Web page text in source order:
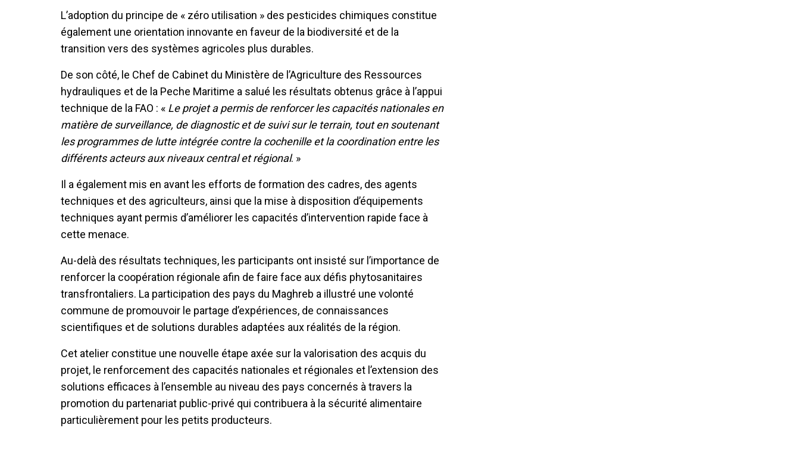
L’adoption du principe de « zéro utilisation » des pesticides chimiques constitue
également une orientation innovante en faveur de la biodiversité et de la
transition vers des systèmes agricoles plus durables.
De son côté, le Chef de Cabinet du Ministère de l’Agriculture des Ressources
hydrauliques et de la Peche Maritime a salué les résultats obtenus grâce à l’appui
technique de la FAO : « Le projet a permis de renforcer les capacités nationales en
matière de surveillance, de diagnostic et de suivi sur le terrain, tout en soutenant
les programmes de lutte intégrée contre la cochenille et la coordination entre les
différents acteurs aux niveaux central et régional. »
Il a également mis en avant les efforts de formation des cadres, des agents
techniques et des agriculteurs, ainsi que la mise à disposition d’équipements
techniques ayant permis d’améliorer les capacités d’intervention rapide face à
cette menace.
Au-delà des résultats techniques, les participants ont insisté sur l’importance de
renforcer la coopération régionale afin de faire face aux défis phytosanitaires
transfrontaliers. La participation des pays du Maghreb a illustré une volonté
commune de promouvoir le partage d’expériences, de connaissances
scientifiques et de solutions durables adaptées aux réalités de la région.
Cet atelier constitue une nouvelle étape axée sur la valorisation des acquis du
projet, le renforcement des capacités nationales et régionales et l’extension des
solutions efficaces à l’ensemble au niveau des pays concernés à travers la
promotion du partenariat public-privé qui contribuera à la sécurité alimentaire
particulièrement pour les petits producteurs.